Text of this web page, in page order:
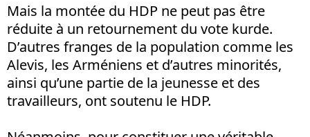
Mais la montée du HDP ne peut pas être
réduite à un retournement du vote kurde.
D’autres franges de la population comme les
Alevis, les Arméniens et d’autres minorités,
ainsi qu’une partie de la jeunesse et des
travailleurs, ont soutenu le HDP.